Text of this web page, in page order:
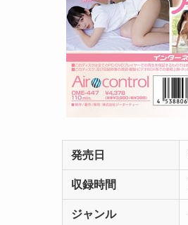
発売日
収録時間
ジャンル